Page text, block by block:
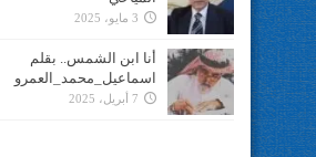
3 مايو، 2025
أنا ابن الشمس.. بقلم
اسماعيل_محمد_العمرو
7 أبريل، 2025